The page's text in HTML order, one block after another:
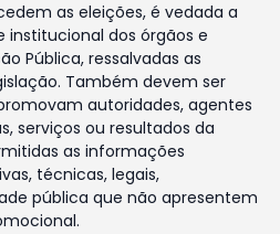
as eleições, é vedada a
institucional dos órgãos e
Pública, ressalvadas as
Também devem ser
autoridades, agentes
serviços ou resultados da
as informações
técnicas, legais,
pública que não apresentem